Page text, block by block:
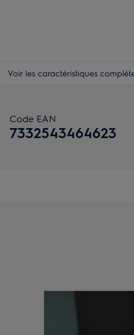
Voir les caractéristiques
Code EAN
7332543464623